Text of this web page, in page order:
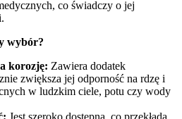
co świadczy o jej
wybór?
korozję: Zawiera dodatek
zwiększa jej odporność na rdzę i
w ludzkim ciele, potu czy wody
Jest szeroko dostępna, co przekłada